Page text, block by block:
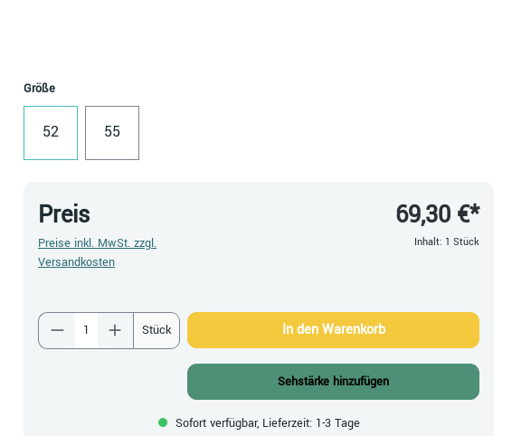
Größeauswählen
52 55
Preis
Preise inkl. MwSt. zzgl.
Versandkosten
69,30 €*
Inhalt: 1 Stück
Produkt Anzahl: Gib den gewünschten Wert ein oder
Stück In den Warenkorb
Sehstärke hinzufügen
Sofort verfügbar, Lieferzeit: 1-3 Tage